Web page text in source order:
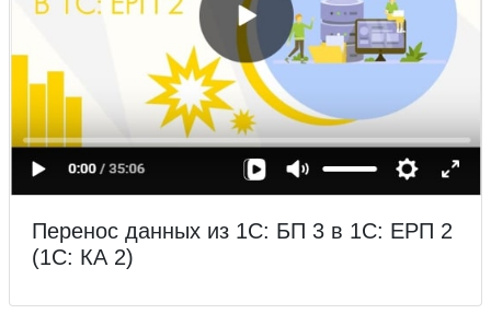
Перенос данных из 1С: БП 3 в 1С: ЕРП 2
(1С: КА 2)